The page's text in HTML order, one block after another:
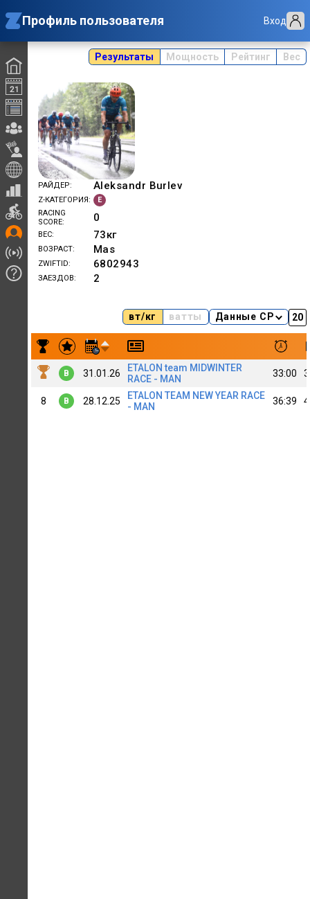
Профиль пользователя Вход
Результаты Мощность Рейтинг Вес
РАЙДЕР Aleksandr Burlev
Z-КАТЕГОРИЯ
E
RACING
SCORE
0
ВЕС 73кг
ВОЗРАСТ Mas
ZWIFTID 6802943
ЗАЕЗДОВ 2
вт/кг ватты Данные CP
Результаты заездов Aleksandr Burlev
B 31.01.26
ETALON team MIDWINTER
RACE - MAN
33:00
8 B 28.12.25
ETALON TEAM NEW YEAR RACE
- MAN
36:39